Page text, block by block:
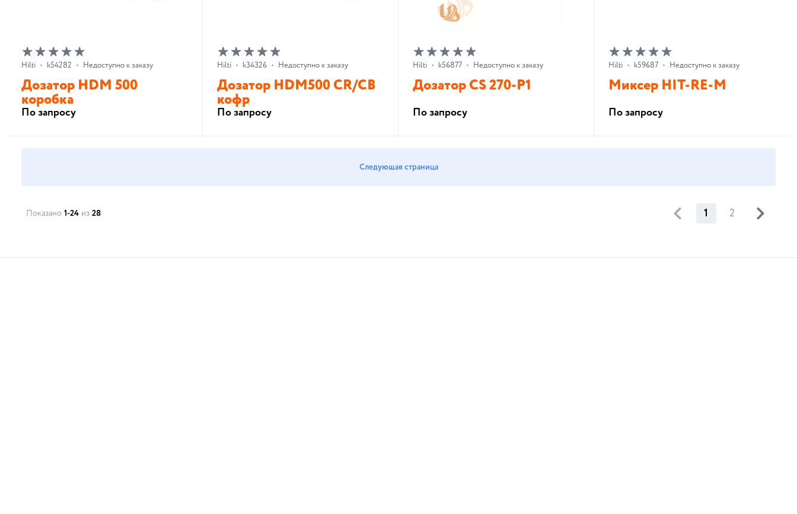
Hilti • k54282 • Недоступно к заказу
Дозатор HDM 500
коробка
По запросу
Hilti • k34326 • Недоступно к заказу
Дозатор HDM500 CR/CB
кофр
По запросу
Hilti • k56877 • Недоступно к заказу
Дозатор CS 270-P1
По запросу
Hilti • k59687 • Недоступно к заказу
Миксер HIT-RE-M
По запросу
Следующая страница
Показано 1-24 из 28 1 2